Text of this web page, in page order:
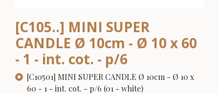
[C105..] MINI SUPER
CANDLE Ø 10cm - Ø 10 x 60
- 1 - int. cot. - p/6
[C10501] MINI SUPER CANDLE Ø 10cm - Ø 10 x
60 - 1 - int. cot. - p/6 (01 - white)